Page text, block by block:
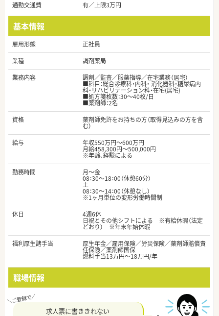
通勤交通費
有／上限3万円
基本情報
雇用形態
正社員
業種
調剤薬局
業務内容
調剤／監査／服薬指導／在宅業務（居宅）
■科目：総合診療科・内科・ 消化器科・糖尿病内
科・リハビリテーション科・在宅(居宅)
■処方箋枚数：30～40枚/日
■薬剤師：2名
資格
薬剤師免許をお持ちの方（取得見込みの方を含
む）
給与
年収550万円～600万円
月給458,300円～500,000円
※年齢、経験による
勤務時間
月～金
08：30～18：00（休憩60分）
土
08：30～14：00（休憩なし）
※1ヶ月単位の変形労働時間制
休日
4週6休
日祝とその他シフトによる ※有給休暇（法定
どおり） ※年末年始休暇
福利厚生諸手当
厚生年金／雇用保険／労災保険／薬剤師賠償責
任保険／薬剤師国保
燃料手当13万円～18万円/年
職場情報
求人票に書ききれない